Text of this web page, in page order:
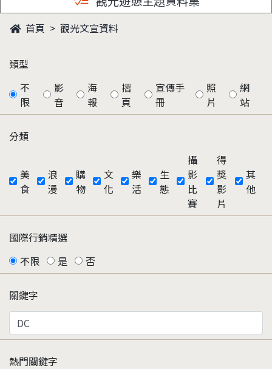
首頁 觀光文宣資料
類型
不
限
影
音
海
報
摺
頁
宣傳手
冊
照
片
網
站
分類
美
食
浪
漫
購
物
文
化
樂
活
生
態
攝
影
比
賽
得
獎
影
片
其
他
國際行銷精選
不限
是 否
關鍵字
熱門關鍵字